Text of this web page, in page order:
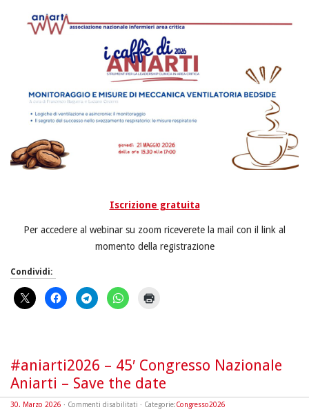
monitoraggio
misure
di
meccanica
ventilatoria
bedside
Iscrizione gratuita
Per accedere al webinar su zoom riceverete la mail con il link al
momento della registrazione
Condividi:
#aniarti2026 – 45′ Congresso Nazionale
Aniarti – Save the date
30. Marzo 2026 · Commenti disabilitati su
#aniarti2026
· Categorie:Congresso2026